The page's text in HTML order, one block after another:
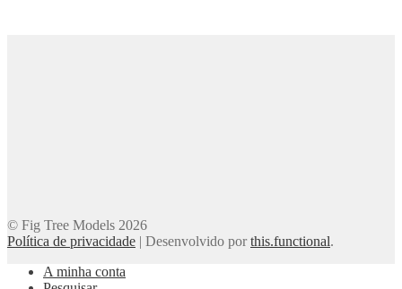
© Fig Tree Models 2026
Política de privacidade | Desenvolvido porthis.functional.
A minha conta